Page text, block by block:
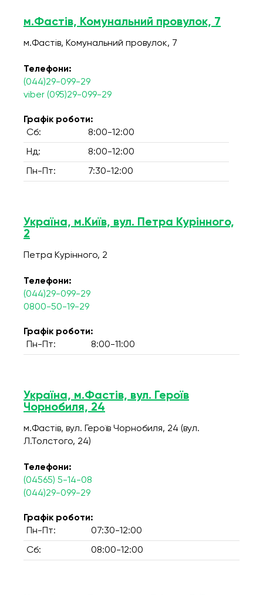
м.Фастів, Комунальний провулок, 7
м.Фастів, Комунальний провулок, 7
Телефони:
(044)29-099-29
viber (095)29-099-29
Графік роботи:
Сб:
8:00-12:00
Нд: 8:00-12:00
Пн-Пт: 7:30-12:00
Україна, м.Київ, вул. Петра Курінного,
2
Петра Курінного, 2
Телефони:
(044)29-099-29
0800-50-19-29
Графік роботи:
Пн-Пт:
8:00-11:00
Україна, м.Фастів, вул. Героїв
Чорнобиля, 24
м.Фастів, вул. Героїв Чорнобиля, 24 (вул.
Л.Толстого, 24)
Телефони:
(04565) 5-14-08
(044)29-099-29
Графік роботи:
Пн-Пт:
07:30-12:00
Сб: 08:00-12:00